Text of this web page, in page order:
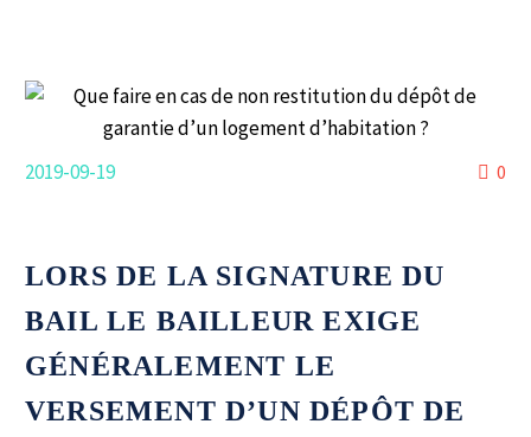
0
2019-09-19
LORS DE LA SIGNATURE DU
BAIL LE BAILLEUR EXIGE
GÉNÉRALEMENT LE
VERSEMENT D’UN DÉPÔT DE